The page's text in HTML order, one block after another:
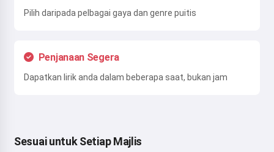
Pilih daripada pelbagai gaya dan genre puitis
Penjanaan Segera
Dapatkan lirik anda dalam beberapa saat, bukan jam
Sesuai untuk Setiap Majlis